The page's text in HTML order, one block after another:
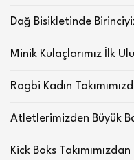
Dağ Bisikletinde
Minik Kulaçlarımız İlk
Ragbi Kadın
Atletlerimizden Büyük
Kick Boks